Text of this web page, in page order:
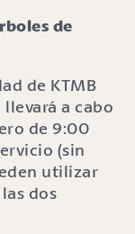
de
de KTMB
a cabo
de 9:00
(sin
utilizar
dos